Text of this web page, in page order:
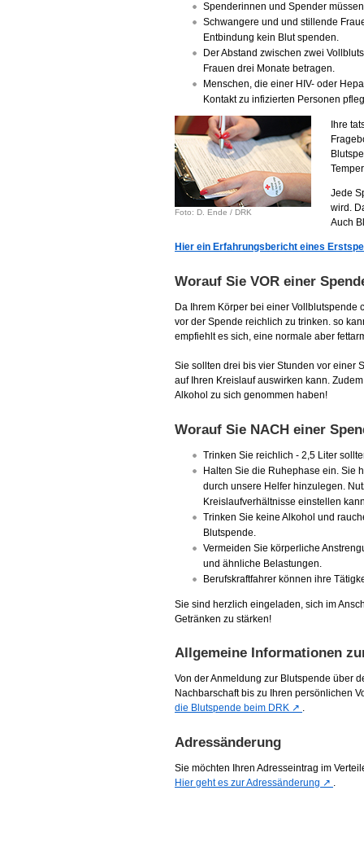
Spenderinnen und Spender
Schwangere und und stillende
Entbindung kein Blut spenden.
Der Abstand zwischen zwei
Frauen drei Monate betragen.
Menschen, die einer HIV- oder
Kontakt zu infizierten Personen
Foto: D. Ende / DRK
Ihre
Jede
wird.
Auch
Hier ein Erfahrungsbericht eines
Worauf Sie VOR einer
Da Ihrem Körper bei einer Vollblutspende
vor der Spende reichlich zu trinken. so
empfiehlt es sich, eine normale aber
Sie sollten drei bis vier Stunden vor einer
auf Ihren Kreislauf auswirken kann.
Alkohol zu sich genommen haben!
Worauf Sie NACH einer
Trinken Sie reichlich - 2,5 Liter
Halten Sie die Ruhephase ein. Sie
durch unsere Helfer hinzulegen.
Kreislaufverhältnisse einstellen
Trinken Sie keine Alkohol und
Blutspende.
Vermeiden Sie körperliche
und ähnliche Belastungen.
Berufskraftfahrer können ihre
Sie sind herzlich eingeladen, sich im
Getränken zu stärken!
Allgemeine Informationen
Von der Anmeldung zur Blutspende über
Nachbarschaft bis zu Ihren persönlichen
die Blutspende beim DRK
.
Adressänderung
Sie möchten Ihren Adresseintrag im
Hier geht es zur Adressänderung
.